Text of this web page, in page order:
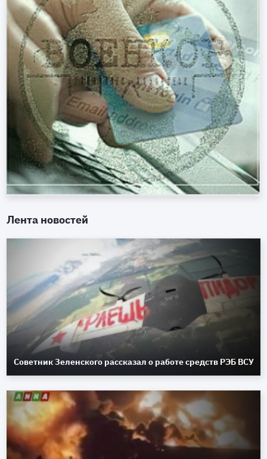
Лента новостей
Советник Зеленского рассказал о работе средств РЭБ ВСУ